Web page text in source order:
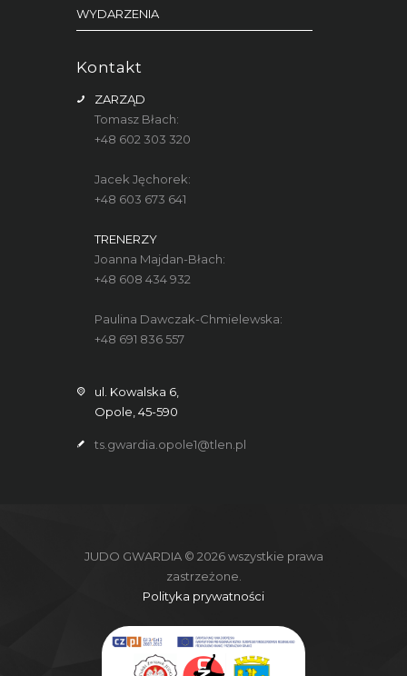
WYDARZENIA
Kontakt
ZARZĄD
Tomasz Błach:
+48 602 303 320
Jacek Jęchorek:
+48 603 673 641
TRENERZY
Joanna Majdan-Błach:
+48 608 434 932
Paulina Dawczak-Chmielewska:
+48 691 836 557
ul. Kowalska 6,
Opole, 45-590
ts.gwardia.opole1@tlen.pl
JUDO GWARDIA © 2026 wszystkie prawa
zastrzeżone.
Polityka prywatności